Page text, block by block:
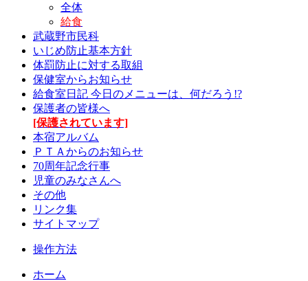
全体
給食
武蔵野市民科
いじめ防止基本方針
体罰防止に対する取組
保健室からお知らせ
給食室日記 今日のメニューは、何だろう!?
保護者の皆様へ
[保護されています]
本宿アルバム
ＰＴＡからのお知らせ
70周年記念行事
児童のみなさんへ
その他
リンク集
サイトマップ
操作方法
ホーム